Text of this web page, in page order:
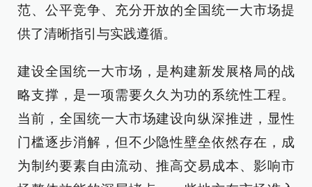
范、公平竞争、充分开放的全国统一大市场提
供了清晰指引与实践遵循。
建设全国统一大市场，是构建新发展格局的战
略支撑，是一项需要久久为功的系统性工程。
当前，全国统一大市场建设向纵深推进，显性
门槛逐步消解，但不少隐性壁垒依然存在，成
为制约要素自由流动、推高交易成本、影响市